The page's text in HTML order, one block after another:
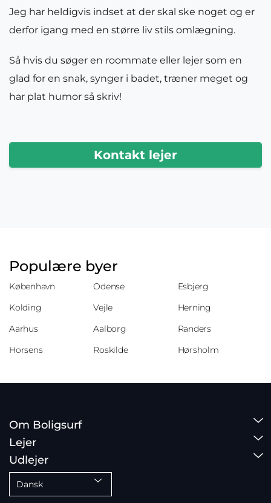
Jeg har heldigvis indset at der skal ske noget og er
derfor igang med en større liv stils omlægning.
Så hvis du søger en roommate eller lejer som en
glad for en snak, synger i badet, træner meget og
har plat humor så skriv!
Kontakt lejer
Populære byer
København Odense
Esbjerg
Kolding
Vejle
Herning
Aarhus
Aalborg
Randers
Horsens
Roskilde Hørsholm
Om Boligsurf
Lejer
Udlejer